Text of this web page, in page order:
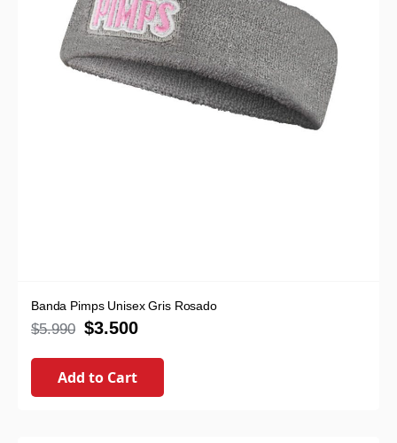
Banda Pimps Unisex Gris Rosado
$5.990 $3.500
Add to Cart